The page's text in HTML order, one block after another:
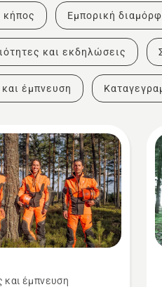
κήπος Εμπορική
και εκδηλώσεις
και έμπνευση
και έμπνευση